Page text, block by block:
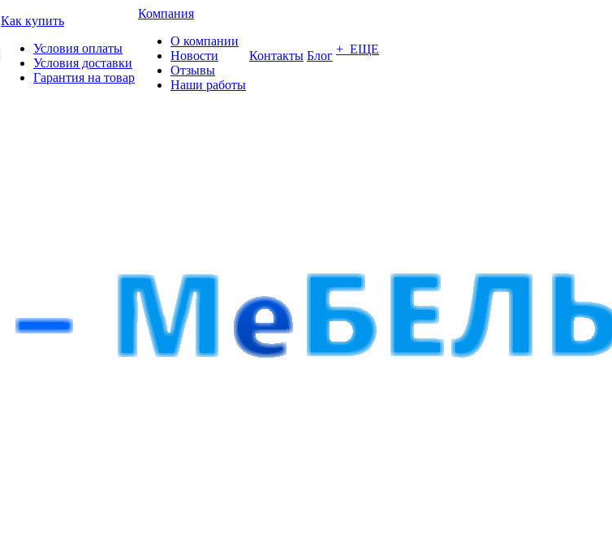
Как купить
Условия оплаты
Условия доставки
Гарантия на товар
Компания
О компании
Новости
Отзывы
Наши работы
Контакты Блог + ЕЩЕ